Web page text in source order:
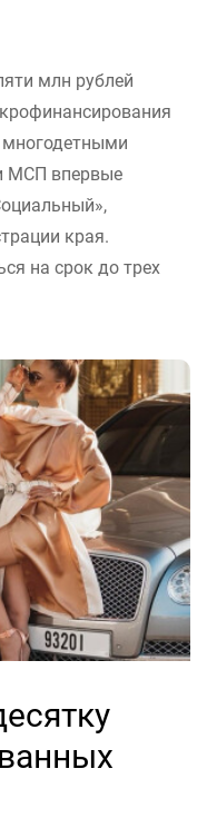
млн рублей
многодетными
МСП впервые
края.
на срок до трех